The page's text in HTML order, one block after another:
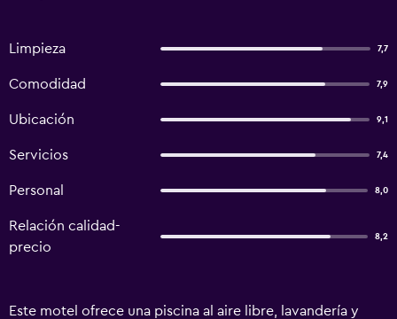
Limpieza 7,7
Comodidad 7,9
Ubicación 9,1
Servicios 7,4
Personal 8,0
Relación calidad-
precio
8,2
Este motel ofrece una piscina al aire libre, lavandería y